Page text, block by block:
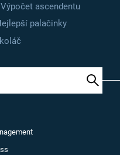
Výpočet ascendentu
palačinky